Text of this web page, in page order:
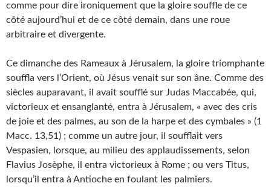
comme pour dire ironiquement que la gloire souffle de ce
côté aujourd’hui et de ce côté demain, dans une roue
arbitraire et divergente.
Ce dimanche des Rameaux à Jérusalem, la gloire triomphante
souffla vers l’Orient, où Jésus venait sur son âne. Comme des
siècles auparavant, il avait soufflé sur Judas Maccabée, qui,
victorieux et ensanglanté, entra à Jérusalem, « avec des cris
de joie et des palmes, au son de la harpe et des cymbales » (1
Macc. 13,51) ; comme un autre jour, il soufflait vers
Vespasien, lorsque, au milieu des applaudissements, selon
Flavius ​​Josèphe, il entra victorieux à Rome ; ou vers Titus,
lorsqu’il entra à Antioche en foulant les palmiers.